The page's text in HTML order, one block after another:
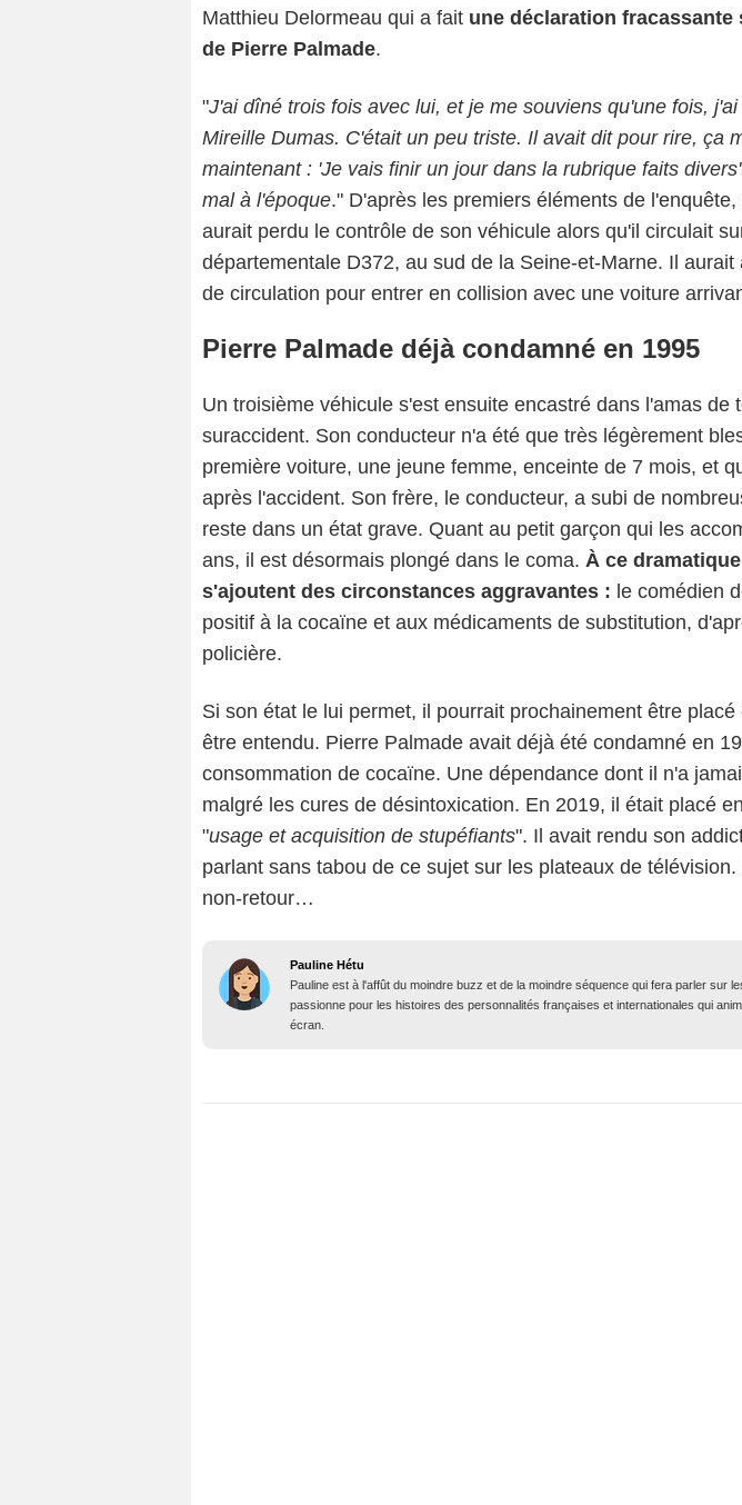
Matthieu Delormeau qui a fait une déclaration
de Pierre Palmade.
"J'ai dîné trois fois avec lui, et je me souviens qu'une fois,
Mireille Dumas. C'était un peu triste. Il avait dit pour rire, ça
maintenant : 'Je vais finir un jour dans la rubrique faits
mal à l'époque." D'après les premiers éléments de
aurait perdu le contrôle de son véhicule alors qu'il circulait
départementale D372, au sud de la Seine-et-Marne. Il aurait
de circulation pour entrer en collision avec une voiture
Pierre Palmade déjà condamné en 1995
Un troisième véhicule s'est ensuite encastré dans l'amas de
suraccident. Son conducteur n'a été que très légèrement
première voiture, une jeune femme, enceinte de 7 mois, et
après l'accident. Son frère, le conducteur, a subi de
reste dans un état grave. Quant au petit garçon qui les
ans, il est désormais plongé dans le coma. À ce
s'ajoutent des circonstances aggravantes : le comédien
positif à la cocaïne et aux médicaments de substitution,
policière.
Si son état le lui permet, il pourrait prochainement être
être entendu. Pierre Palmade avait déjà été condamné en
consommation de cocaïne. Une dépendance dont il n'a
malgré les cures de désintoxication. En 2019, il était placé
"usage et acquisition de stupéfiants". Il avait rendu son
parlant sans tabou de ce sujet sur les plateaux de
non-retour…
Pauline Hétu
Pauline est à l'affût du moindre buzz et de la moindre séquence qui fera parler sur
passionne pour les histoires des personnalités françaises et internationales qui
écran.